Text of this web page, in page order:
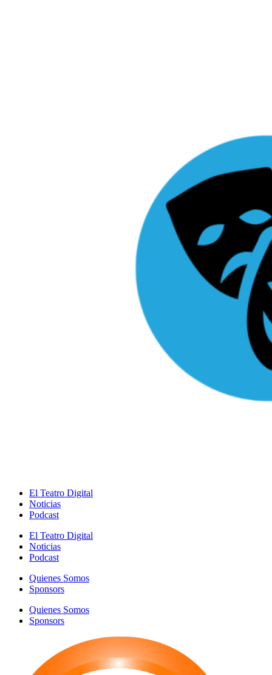
El Teatro Digital
Noticias
Podcast
El Teatro Digital
Noticias
Podcast
Quienes Somos
Sponsors
Quienes Somos
Sponsors